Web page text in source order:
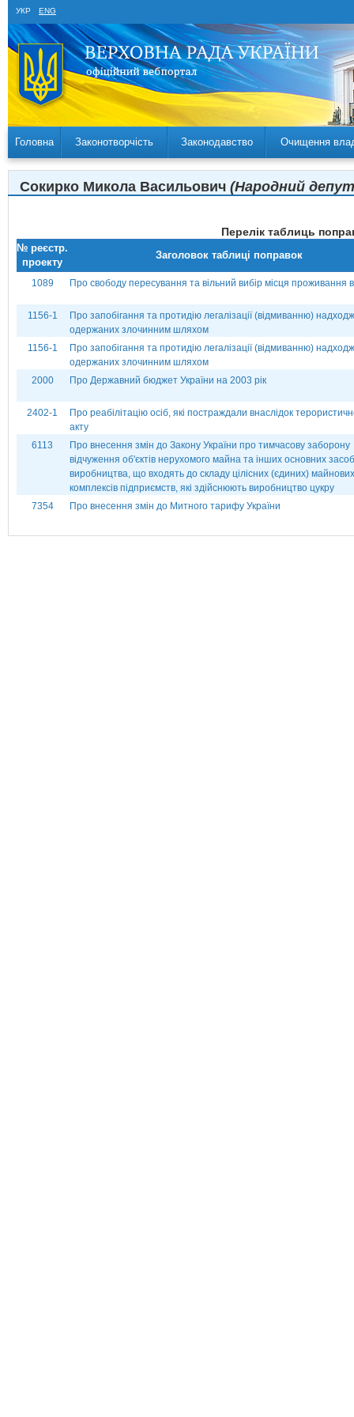
УКР ENG
Головна Законотворчість Законодавство Очищення
Сокирко Микола Васильович (Народний
Перелік таблиць
№ реєстр.
проекту
Заголовок таблиці поправок
1089 Про свободу пересування та вільний вибір місця проживання в
1156-1
Про запобігання та протидію легалізації (відмиванню)
одержаних злочинним шляхом
1156-1
Про запобігання та протидію легалізації (відмиванню)
одержаних злочинним шляхом
2000
Про Державний бюджет України на 2003 рік
2402-1
Про реабілітацію осіб, які постраждали внаслідок
акту
6113
Про внесення змін до Закону України про тимчасову заборону
відчуження об'єктів нерухомого майна та інших основних
виробництва, що входять до складу цілісних (єдиних) майнових
комплексів підприємств, які здійснюють виробництво цукру
7354
Про внесення змін до Митного тарифу України